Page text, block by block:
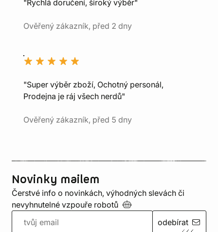
"Rychlá doručení, široký výběr"
Ověřený zákazník, před 2 dny
"Super výběr zboží, Ochotný personál,
Prodejna je ráj všech nerdů"
Ověřený zákazník, před 5 dny
Novinky mailem
Čerstvé info o novinkách, výhodných slevách či
nevyhnutelné vzpouře robotů
odebírat